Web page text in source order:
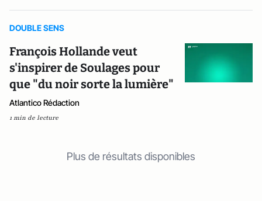
DOUBLE SENS
François Hollande veut
s'inspirer de Soulages pour
que "du noir sorte la lumière"
Atlantico Rédaction
1 min de lecture
Plus de résultats disponibles